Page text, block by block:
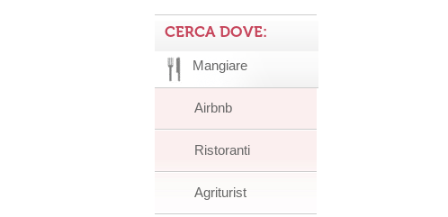
CERCA DOVE:
Mangiare
Airbnb
Ristoranti
Agriturist